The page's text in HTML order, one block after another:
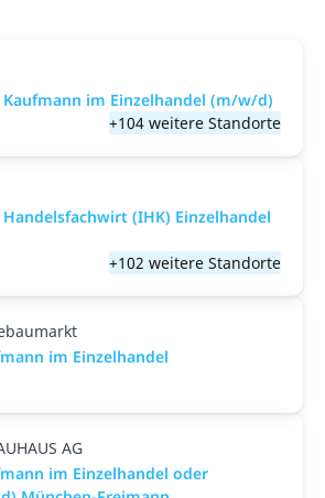
im Einzelhandel (m/w/d)
+104 weitere Standorte
(IHK) Einzelhandel
+102 weitere Standorte
im Einzelhandel
AG
im Einzelhandel oder